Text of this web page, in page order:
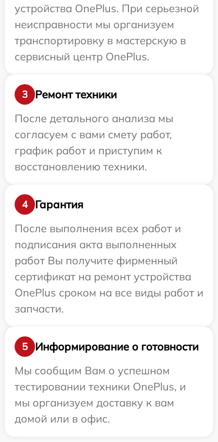
устройства OnePlus. При серьезной
неисправности мы организуем
транспортировку в мастерскую в
сервисный центр OnePlus.
3
Ремонт техники
После детального анализа мы
согласуем с вами смету работ,
график работ и приступим к
восстановлению техники.
4
Гарантия
После выполнения всех работ и
подписания акта выполненных
работ Вы получите фирменный
сертификат на ремонт устройства
OnePlus сроком на все виды работ и
запчасти.
5
Информирование о готовности
Мы сообщим Вам о успешном
тестировании техники OnePlus, и
мы организуем доставку к вам
домой или в офис.